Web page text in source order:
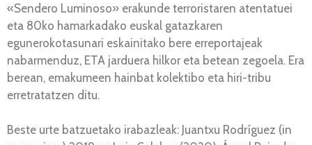
«Sendero Luminoso» erakunde terroristaren atentatuei
eta 80ko hamarkadako euskal gatazkaren
egunerokotasunari eskainitako bere erreportajeak
nabarmenduz, ETA jarduera hilkor eta betean zegoela. Era
berean, emakumeen hainbat kolektibo eta hiri-tribu
erretratatzen ditu.
Beste urte batzuetako irabazleak: Juantxu Rodríguez (in